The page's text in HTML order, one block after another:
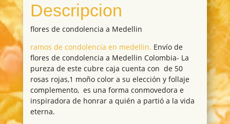
Descripcion
flores de condolencia a Medellin
ramos de condolencia en medellin. Envío de
flores de condolencia a Medellin Colombia- La
pureza de este cubre caja cuenta con de 50
rosas rojas,1 moño color a su elección y follaje
complemento, es una forma conmovedora e
inspiradora de honrar a quién a partió a la vida
eterna.